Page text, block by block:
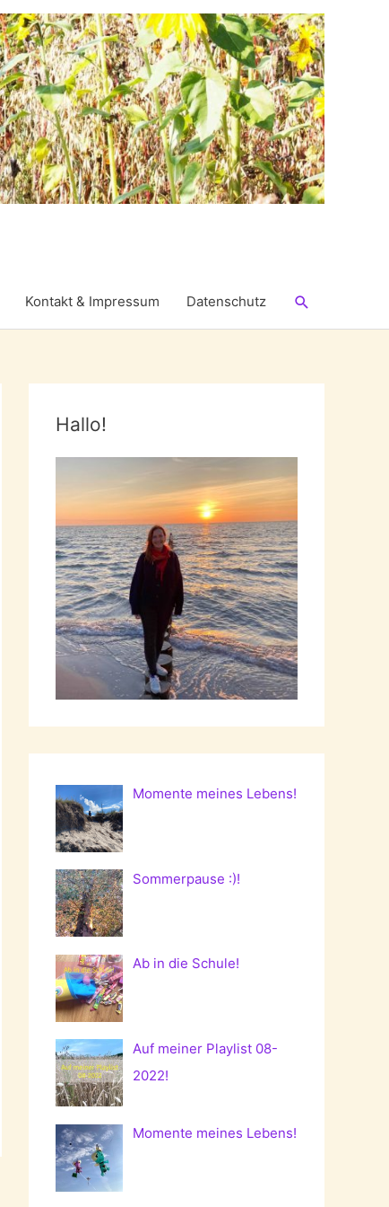
Kontakt & Impressum Datenschutz Suchen
Hallo!
Momente meines Lebens!
Sommerpause :)!
Ab in die Schule!
Auf meiner Playlist 08-
2022!
Momente meines Lebens!